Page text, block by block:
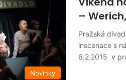
Novinky
–
Pražská
inscenace s
6.2.2015 v